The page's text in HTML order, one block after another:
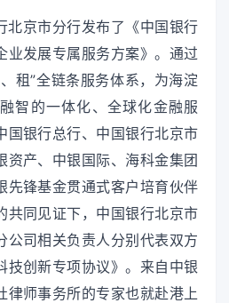
北京市分行发布了《中国银行
业发展专属服务方案》。通过
租”全链条服务体系，为海淀
智的一体化、全球化金融服
国银行总行、中国银行北京市
资产、中银国际、海科金集团
先锋基金贯通式客户培育伙伴
共同见证下，中国银行北京市
公司相关负责人分别代表双方
技创新专项协议》。来自中银
律师事务所的专家也就赴港上